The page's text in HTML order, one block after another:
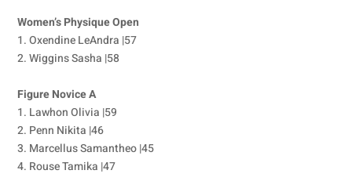
Women’s Physique Open
1. Oxendine LeAndra |57
2. Wiggins Sasha |58
Figure Novice A
1. Lawhon Olivia |59
2. Penn Nikita |46
3. Marcellus Samantheo |45
4. Rouse Tamika |47